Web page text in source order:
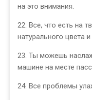
на это внимания.
22. Все, что есть на
натурального цвета
23. Ты можешь
машине на месте
24. Все проблемы